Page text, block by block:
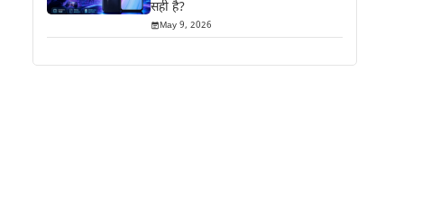
सही है?
May 9, 2026